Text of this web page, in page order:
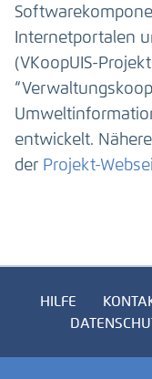
Internetportalen
(VKoopUIS-
entwickelt.
der Projekt-
HILFE